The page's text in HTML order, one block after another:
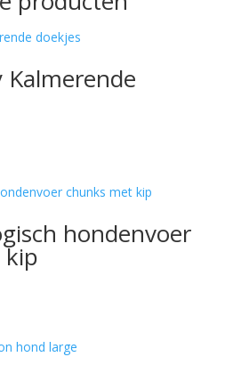
Kalmerende
hondenvoer
kip